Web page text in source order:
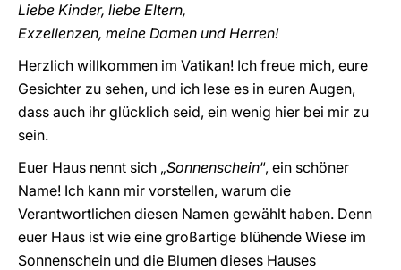
Liebe Kinder, liebe Eltern,
Exzellenzen, meine Damen und Herren!
Herzlich willkommen im Vatikan! Ich freue mich, eure
Gesichter zu sehen, und ich lese es in euren Augen,
dass auch ihr glücklich seid, ein wenig hier bei mir zu
sein.
Euer Haus nennt sich „Sonnenschein“, ein schöner
Name! Ich kann mir vorstellen, warum die
Verantwortlichen diesen Namen gewählt haben. Denn
euer Haus ist wie eine großartige blühende Wiese im
Sonnenschein und die Blumen dieses Hauses